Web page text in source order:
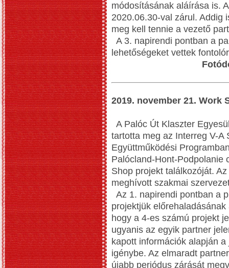
módosításának aláírása is.
2020.06.30-val zárul. Addig
meg kell tennie a vezető
A 3. napirendi pontban a
lehetőségeket vettek
2019. november 21. Work
A Palóc Út Klaszter
tartotta meg az Interreg V-A
Együttműködési
Palócland-Hont-Podpolanie
Shop projekt találkozóját.
meghívott szakmai
Az 1. napirendi pontban a
projektjük
hogy a 4-es számú projekt
ugyanis az egyik partner
kapott információk alapján
igénybe. Az elmaradt
újabb periódus zárását